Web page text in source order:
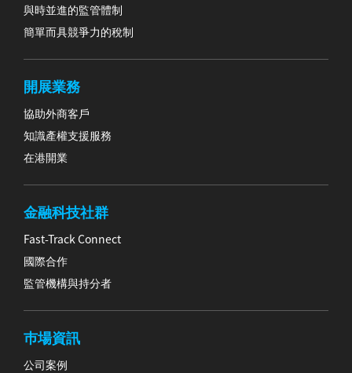
與時並進的監管體制
簡單而具競爭力的稅制
開展業務
協助外商客戶
知識產權支援服務
在港開業
金融科技社群
Fast-Track Connect
國際合作
監管機構與持分者
巿場資訊
公司案例